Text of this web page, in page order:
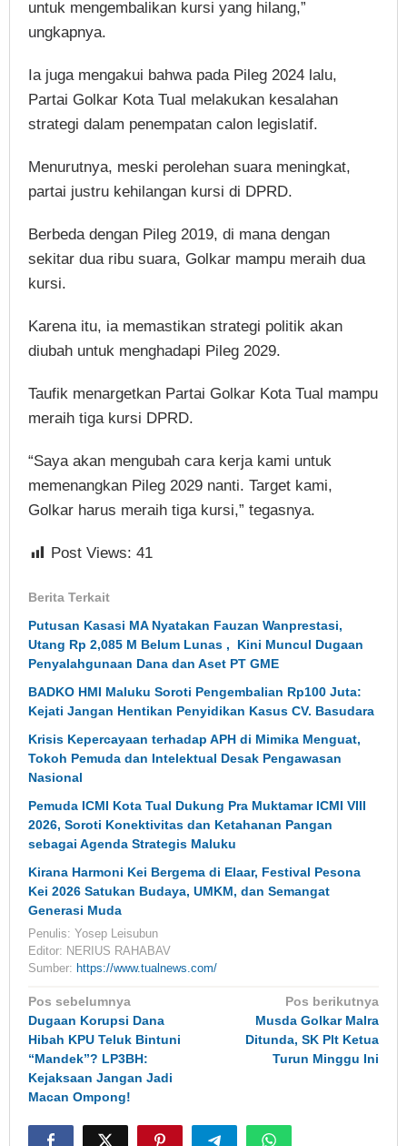
untuk mengembalikan kursi yang hilang,”
ungkapnya.
Ia juga mengakui bahwa pada Pileg 2024 lalu,
Partai Golkar Kota Tual melakukan kesalahan
strategi dalam penempatan calon legislatif.
Menurutnya, meski perolehan suara meningkat,
partai justru kehilangan kursi di DPRD.
Berbeda dengan Pileg 2019, di mana dengan
sekitar dua ribu suara, Golkar mampu meraih dua
kursi.
Karena itu, ia memastikan strategi politik akan
diubah untuk menghadapi Pileg 2029.
Taufik menargetkan Partai Golkar Kota Tual mampu
meraih tiga kursi DPRD.
“Saya akan mengubah cara kerja kami untuk
memenangkan Pileg 2029 nanti. Target kami,
Golkar harus meraih tiga kursi,” tegasnya.
Post Views: 41
Berita Terkait
Putusan Kasasi MA Nyatakan Fauzan Wanprestasi,
Utang Rp 2,085 M Belum Lunas , Kini Muncul Dugaan
Penyalahgunaan Dana dan Aset PT GME
BADKO HMI Maluku Soroti Pengembalian Rp100 Juta:
Kejati Jangan Hentikan Penyidikan Kasus CV. Basudara
Krisis Kepercayaan terhadap APH di Mimika Menguat,
Tokoh Pemuda dan Intelektual Desak Pengawasan
Nasional
Pemuda ICMI Kota Tual Dukung Pra Muktamar ICMI VIII
2026, Soroti Konektivitas dan Ketahanan Pangan
sebagai Agenda Strategis Maluku
Kirana Harmoni Kei Bergema di Elaar, Festival Pesona
Kei 2026 Satukan Budaya, UMKM, dan Semangat
Generasi Muda
Penulis: Yosep Leisubun
Editor: NERIUS RAHABAV
Sumber: https://www.tualnews.com/
Navigasi
pos
Pos sebelumnya
Dugaan Korupsi Dana
Hibah KPU Teluk Bintuni
“Mandek”? LP3BH:
Kejaksaan Jangan Jadi
Macan Ompong!
Pos berikutnya
Musda Golkar Malra
Ditunda, SK Plt Ketua
Turun Minggu Ini